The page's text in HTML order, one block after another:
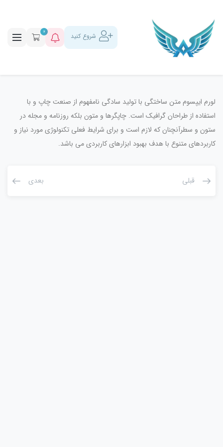
شروع کنید 0
لورم ایپسوم متن ساختگی با تولید سادگی نامفهوم از صنعت چاپ و با
استفاده از طراحان گرافیک است. چاپگرها و متون بلکه روزنامه و مجله در
ستون و سطرآنچنان که لازم است و برای شرایط فعلی تکنولوژی مورد نیاز و
کاربردهای متنوع با هدف بهبود ابزارهای کاربردی می باشد.
قبلی بعدی